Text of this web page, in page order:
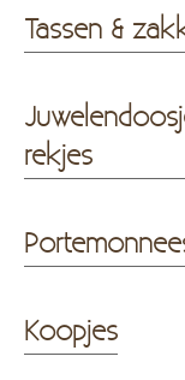
Tassen &
rekjes
Koopjes